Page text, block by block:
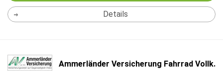
Details
Ammerländer Versicherung Fahrrad Vollk.